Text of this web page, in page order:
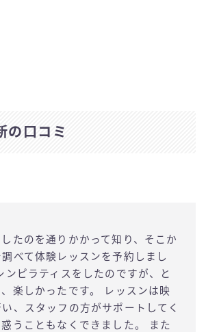
の口コミ
たのを通りかかって知り、そこか
べて体験レッスンを予約しまし
ンピラティスをしたのですが、と
楽しかったです。 レッスンは映
、スタッフの方がサポートしてく
うこともなくできました。 また